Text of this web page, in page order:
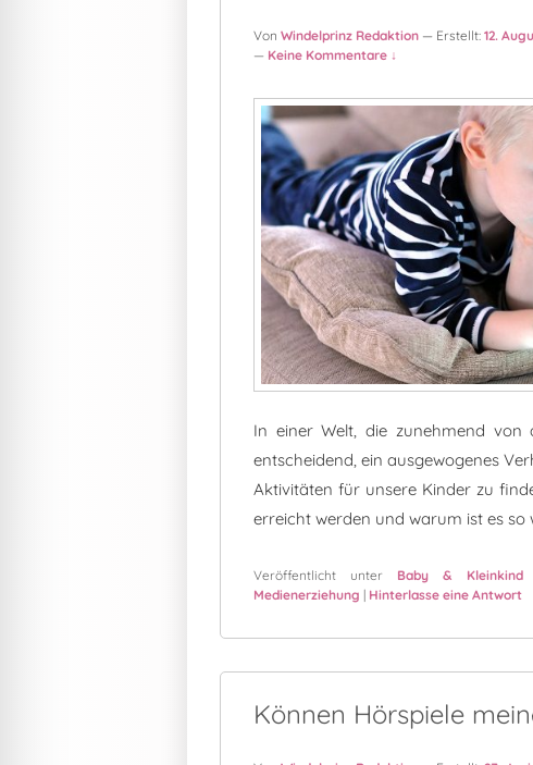
Von Windelprinz Redaktion — Erstellt: 12.
— Keine Kommentare ↓
In einer Welt, die zunehmend von
entscheidend, ein ausgewogenes
Aktivitäten für unsere Kinder zu
erreicht werden und warum ist es so
Veröffentlicht unter Baby & Kleinkind
Medienerziehung | Hinterlasse eine Antwort
Können Hörspiele